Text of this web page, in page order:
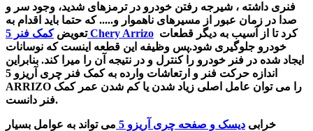
فنری داشته ، شیرجه رفتن خودرو در ترمزهای شدید، وجود سر و
صدا در زمان عبور از مسیرهای ناهموار و..... که حتما باید اقدام به
تعویضکمک فنر 5 Chery Arrizo
خودرو جلوگیری شود.پس وظیفه این قطعه اینست که نوسانات
ایجاد شده در فنر خودرو را کنترل و در نتیجه آن را میرا کند. بنابراین
اندازه حرکت فنر و ارتعاشات وارده به کمک فنر چری آریزو 5
ARRIZO را می توان عامل اصلی زیاد شدن یا کم شدن عمر کمک
فنر دانست.
خرابی دیسک و صفحه چری آریزو 5
می تواند به عوامل بسیار